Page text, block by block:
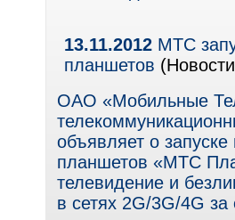
13.11.2012 МТС
планшетов
ОАО «Мобильные
объявляет о
планшетов «МТС
телевидение и
в сетях 2G/3G/4G